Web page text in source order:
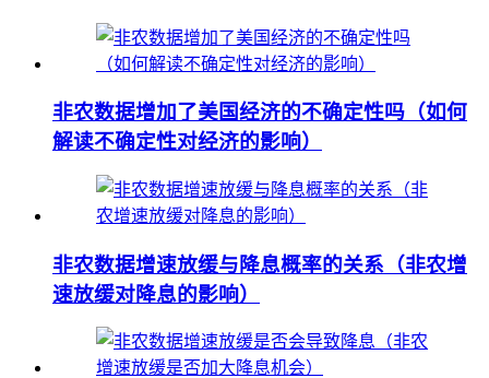
非农数据增加了美国经济的不确定性吗（如何
解读不确定性对经济的影响）
非农数据增速放缓与降息概率的关系（非农增
速放缓对降息的影响）